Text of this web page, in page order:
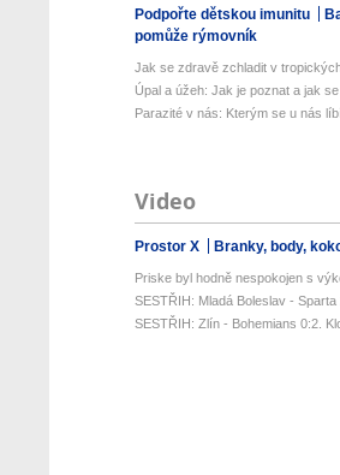
Podpořte dětskou imunitu
pomůže rýmovník
Jak se zdravě zchladit v
Úpal a úžeh: Jak je poznat a jak
Parazité v nás: Kterým se u nás
Video
Prostor X Branky, body,
Priske byl hodně nespokojen s
SESTŘIH: Mladá Boleslav -
SESTŘIH: Zlín - Bohemians 0:2.